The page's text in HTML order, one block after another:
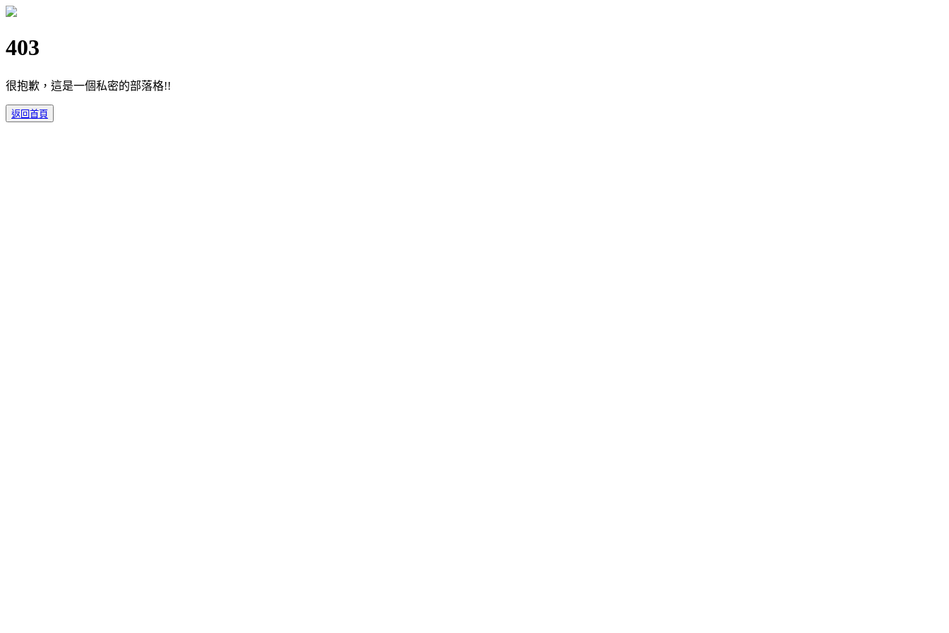
403
很抱歉，這是一個私密的部落格!!
返回首頁